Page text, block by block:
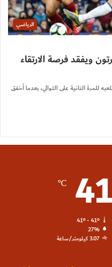
الرياضي
ويفقد فرصة الارتقاء
للمرة الثانية على التوالي، بعدما أخفق
41
℃
41º - 41º
27%
3.07 كيلومتر/ساعة